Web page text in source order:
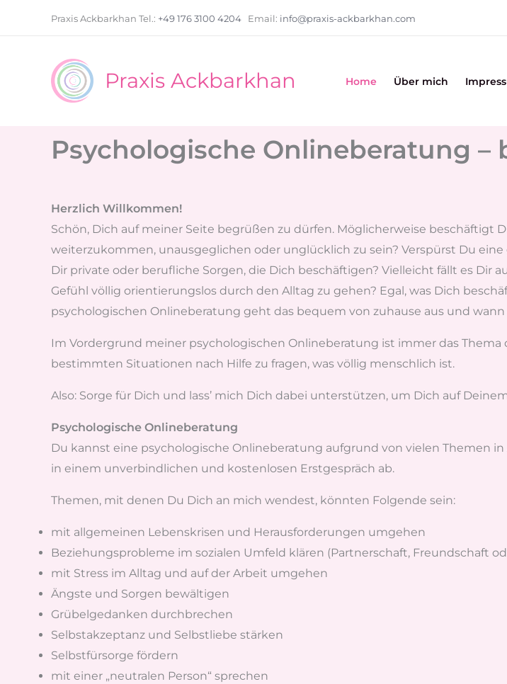
Praxis Ackbarkhan Tel.: +49 176 3100 4204 Email: info@praxis-ackbarkhan.com
Praxis Ackbarkhan Home Über mich
Psychologische Onlineberatung –
Herzlich Willkommen!
Schön, Dich auf meiner Seite begrüßen zu dürfen. Möglicherweise beschäftigt
weiterzukommen, unausgeglichen oder unglücklich zu sein? Verspürst Du
Dir private oder berufliche Sorgen, die Dich beschäftigen? Vielleicht fällt es
Gefühl völlig orientierungslos durch den Alltag zu gehen? Egal, was Dich
psychologischen Onlineberatung geht das bequem von zuhause aus und
Im Vordergrund meiner psychologischen Onlineberatung ist immer das
bestimmten Situationen nach Hilfe zu fragen, was völlig menschlich ist.
Also: Sorge für Dich und lass’ mich Dich dabei unterstützen, um Dich auf
Psychologische Onlineberatung
Du kannst eine psychologische Onlineberatung aufgrund von vielen Themen
in einem unverbindlichen und kostenlosen Erstgespräch ab.
Themen, mit denen Du Dich an mich wendest, könnten Folgende sein:
mit allgemeinen Lebenskrisen und Herausforderungen umgehen
Beziehungsprobleme im sozialen Umfeld klären (Partnerschaft, Freundschaft
mit Stress im Alltag und auf der Arbeit umgehen
Ängste und Sorgen bewältigen
Grübelgedanken durchbrechen
Selbstakzeptanz und Selbstliebe stärken
Selbstfürsorge fördern
mit einer „neutralen Person“ sprechen